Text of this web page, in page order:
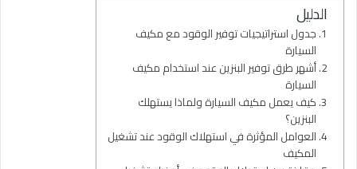
الدليل
جدول استراتيجيات توفير الوقود مع مكيف
السيارة
أشهر طرق توفير البنزين عند استخدام مكيف
السيارة
كيف يعمل مكيف السيارة ولماذا يستهلك
البنزين؟
العوامل المؤثرة في استهلاك الوقود عند تشغيل
المكيف